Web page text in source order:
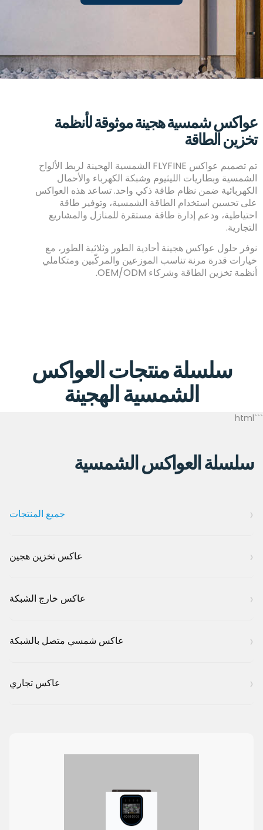
عواكس شمسية هجينة موثوقة لأنظمة
تخزين الطاقة
تم تصميم عواكس FLYFINE الشمسية الهجينة لربط الألواح
الشمسية وبطاريات الليثيوم وشبكة الكهرباء والأحمال
الكهربائية ضمن نظام طاقة ذكي واحد. تساعد هذه العواكس
على تحسين استخدام الطاقة الشمسية، وتوفير طاقة
احتياطية، ودعم إدارة طاقة مستقرة للمنازل والمشاريع
التجارية.
نوفر حلول عواكس هجينة أحادية الطور وثلاثية الطور، مع
خيارات قدرة مرنة تناسب الموزعين والمركّبين ومتكاملي
أنظمة تخزين الطاقة وشركاء OEM/ODM.
سلسلة منتجات العواكس
الشمسية الهجينة
```html
سلسلة العواكس الشمسية
جميع المنتجات
عاكس تخزين هجين
عاكس خارج الشبكة
عاكس شمسي متصل بالشبكة
عاكس تجاري